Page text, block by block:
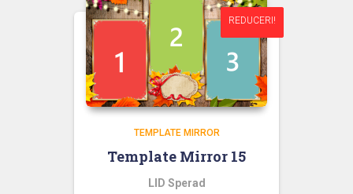
REDUCERI!
REDUCERI!
TEMPLATE MIRROR
Template Mirror 15
LID Sperad